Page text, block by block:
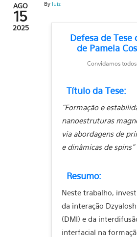
AGO
15
2025
By luiz
Defesa de
de Pamela
Convidamos
Título da Tese:
“Formação e
nanoestruturas
via abordagens de
e dinâmicas de spins”
Resumo:
Neste trabalho,
da interação
(DMI) e da
interfacial na